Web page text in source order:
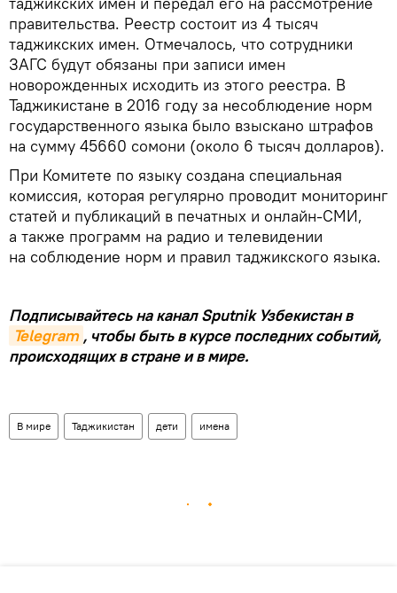
правительства. Реестр состоит из 4 тысяч
таджикских имен. Отмечалось, что сотрудники
ЗАГС будут обязаны при записи имен
новорожденных исходить из этого реестра. В
Таджикистане в 2016 году за несоблюдение норм
государственного языка было взыскано штрафов
на сумму 45660 сомони (около 6 тысяч долларов).
При Комитете по языку создана специальная
комиссия, которая регулярно проводит мониторинг
статей и публикаций в печатных и онлайн-СМИ,
а также программ на радио и телевидении
на соблюдение норм и правил таджикского языка.
Подписывайтесь на канал Sputnik Узбекистан в
Telegram , чтобы быть в курсе последних событий,
происходящих в стране и в мире.
В мире Таджикистан дети имена